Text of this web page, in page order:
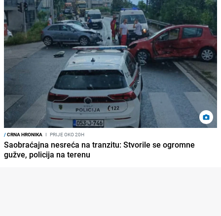
/CRNA HRONIKA I PRIJE OKO 20H
Saobraćajna nesreća na tranzitu: Stvorile se ogromne
gužve, policija na terenu